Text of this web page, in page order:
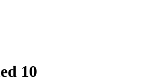
10